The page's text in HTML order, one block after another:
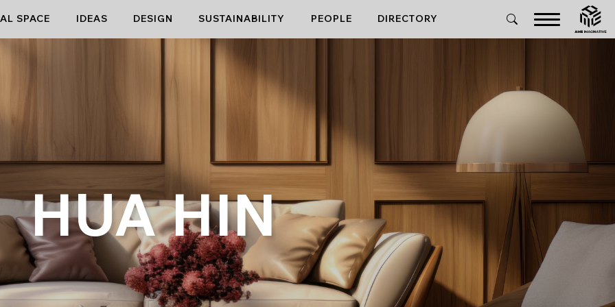
SPACE IDEAS DESIGN SUSTAINABILITY PEOPLE DIRECTORY
HUA HIN